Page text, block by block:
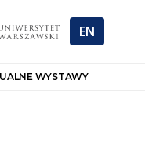
EN
WYSTAWY